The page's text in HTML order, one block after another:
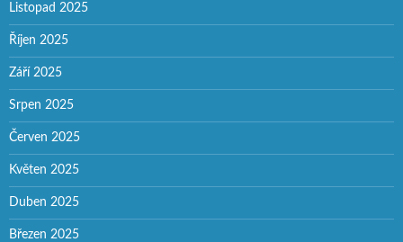
Listopad 2025
Říjen 2025
Září 2025
Srpen 2025
Červen 2025
Květen 2025
Duben 2025
Březen 2025